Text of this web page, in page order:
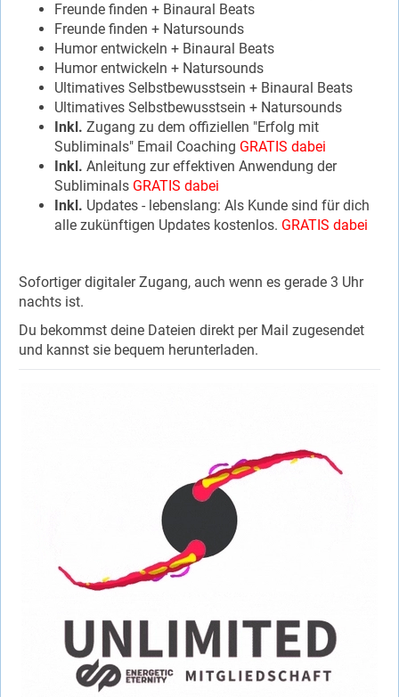
Freunde finden + Binaural Beats
Freunde finden + Natursounds
Humor entwickeln + Binaural Beats
Humor entwickeln + Natursounds
Ultimatives Selbstbewusstsein + Binaural Beats
Ultimatives Selbstbewusstsein + Natursounds
Inkl. Zugang zu dem offiziellen "Erfolg mit
Subliminals" Email Coaching GRATIS dabei
Inkl. Anleitung zur effektiven Anwendung der
Subliminals GRATIS dabei
Inkl. Updates - lebenslang: Als Kunde sind für dich
alle zukünftigen Updates kostenlos. GRATIS dabei
Sofortiger digitaler Zugang, auch wenn es gerade 3 Uhr
nachts ist.
Du bekommst deine Dateien direkt per Mail zugesendet
und kannst sie bequem herunterladen.